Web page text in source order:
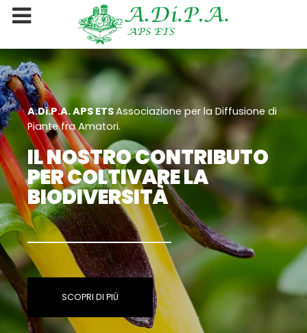
A.Di.P.A. APS ETSAssociazione per la Diffusione di
Piante fra Amatori.
IL NOSTRO CONTRIBUTO
PER COLTIVARE LA
BIODIVERSITÀ
SCOPRI DI PIÙ